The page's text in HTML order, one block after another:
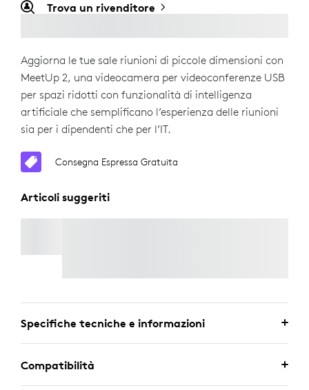
Trova un rivenditore
Aggiorna le tue sale riunioni di piccole dimensioni con
MeetUp 2, una videocamera per videoconferenze USB
per spazi ridotti con funzionalità di intelligenza
artificiale che semplificano l’esperienza delle riunioni
sia per i dipendenti che per l’IT.
Consegna Espressa Gratuita
Articoli suggeriti
Specifiche tecniche e informazioni
Compatibilità